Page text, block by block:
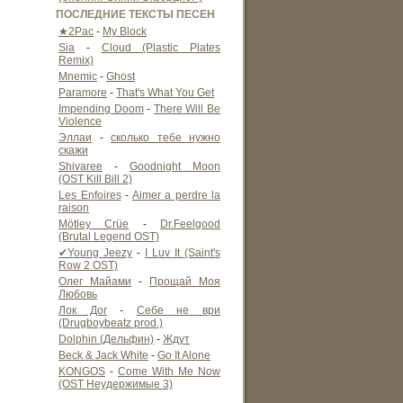
ПОСЛЕДНИЕ ТЕКСТЫ ПЕСЕН
★2Pac - My Block
Sia - Cloud (Plastic Plates
Remix)
Mnemic - Ghost
Paramore - That's What You Get
Impending Doom- There Will Be
Violence
Эллаи - сколько тебе нужно
скажи
Shivaree - Goodnight Moon
(OST Kill Bill 2)
Les Enfoires- Aimer a perdre la
raison
Mötley Crüe -
Dr.Feelgood
(Brutal Legend OST)
✔Young Jeezy -
I Luv It (Saint's
Row 2 OST)
Олег Майами -
Прощай Моя
Любовь
Лок Дог- Себе не ври
(Drugboybeatz prod.)
Dolphin (Дельфин) - Ждут
Beck & Jack White - Go It Alone
KONGOS - Come With Me Now
(OST Неудержимые 3)